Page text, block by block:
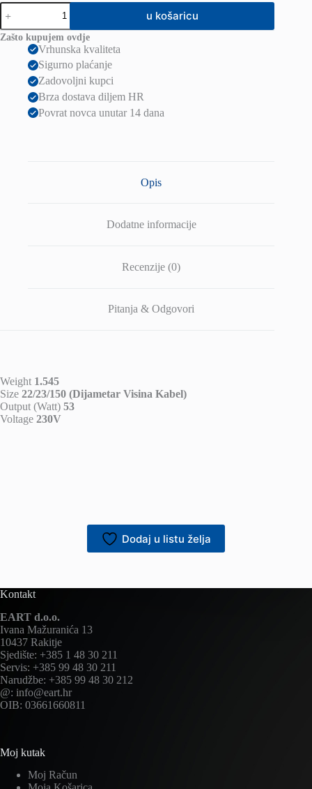
BABU
NEW
22
viseća
opalno
staklo/krom
u košaricu
Zašto kupujem ovdje
Vrhunska kvaliteta
Sigurno plaćanje
Zadovoljni kupci
Brza dostava diljem HR
Povrat novca unutar 14 dana
Opis
Dodatne informacije
Recenzije (0)
Pitanja & Odgovori
Weight 1.545
Size 22/23/150 (Dijametar Visina Kabel)
Output (Watt) 53
Voltage 230V
Dodaj u listu želja
Kontakt
EART d.o.o.
Ivana Mažuranića 13
10437 Rakitje
Sjedište: +385 1 48 30 211
Servis: +385 99 48 30 211
Narudžbe: +385 99 48 30 212
@: info@eart.hr
OIB: 03661660811
Moj kutak
Moj Račun